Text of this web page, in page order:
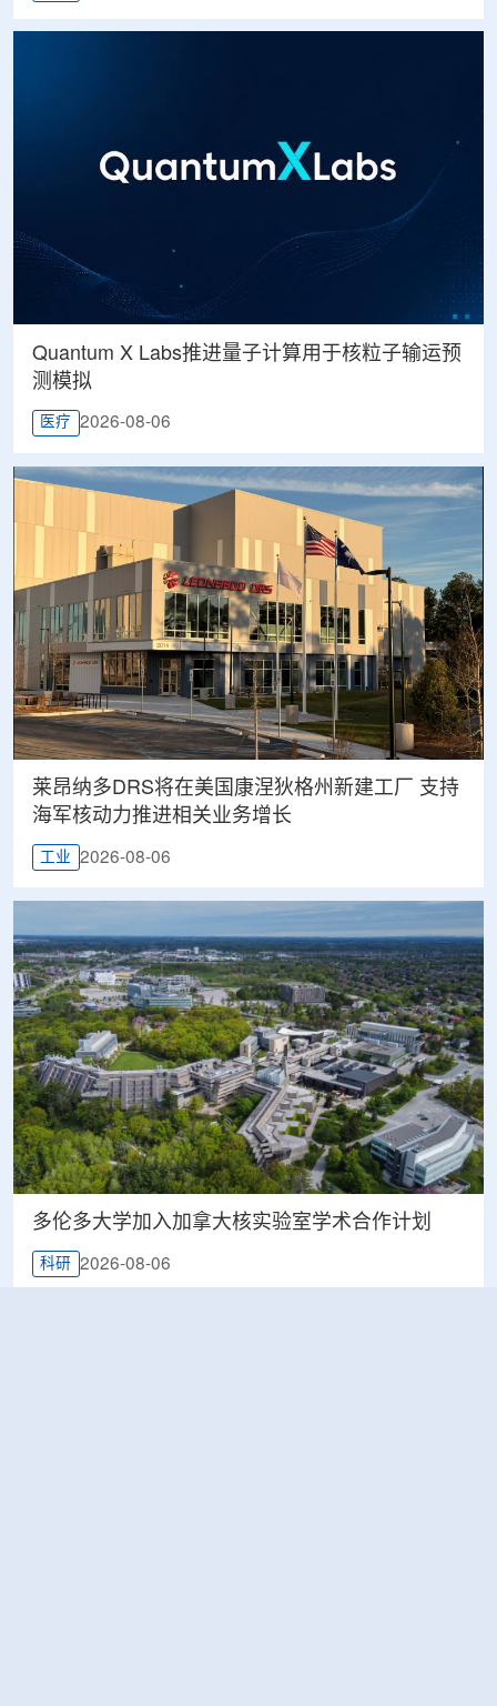
Quantum X Labs推进量子计算用于核粒子输运预
测模拟
医疗 2026-08-06
莱昂纳多DRS将在美国康涅狄格州新建工厂 支持
海军核动力推进相关业务增长
工业 2026-08-06
多伦多大学加入加拿大核实验室学术合作计划
科研 2026-08-06